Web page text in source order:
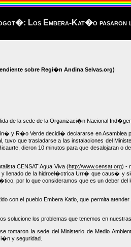
Los Embera-Kat�o pasaron
sobre Regi�n Andina Selvas.org)
de la sede de la Organizaci�n Nacional
y R�o Verde decidi� declararse en Asamblea
que trasladarse a las instalaciones del
dieron 10 minutos para que desalojaran
CENSAT Agua Viva (http://www.censat.org) -
llenado de la hidroel�ctrica Urr� que caus�
por lo que consideramos que es un deber
con el pueblo Embera Katio, que permita
solucione los problemas que tenemos en
la sede del Ministerio de Medio
y seguridad.